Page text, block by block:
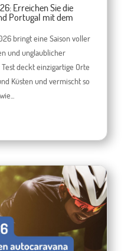
Erreichen Sie die
Portugal mit dem
bringt eine Saison voller
und unglaublicher
deckt einzigartige Orte
Küsten und vermischt so